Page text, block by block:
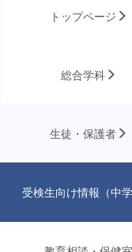
トップページ
総合学科
生徒・保護者
受検生向け情報（中学